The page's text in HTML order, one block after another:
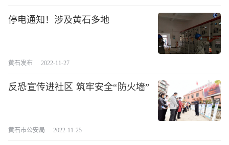
停电通知！涉及黄石多地
黄石发布 2022-11-27
反恐宣传进社区 筑牢安全“防火墙”
黄石市公安局 2022-11-25